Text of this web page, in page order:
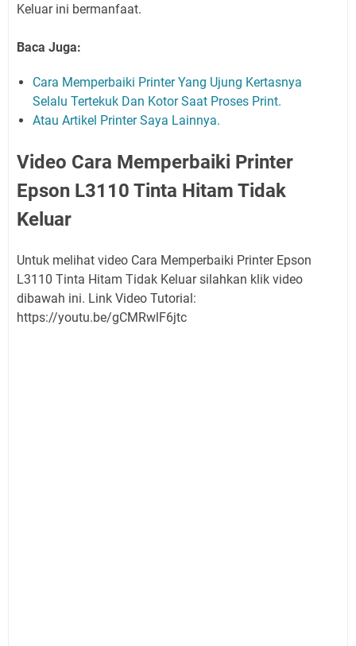
Keluar ini bermanfaat.
Baca Juga:
Cara Memperbaiki Printer Yang Ujung Kertasnya
Selalu Tertekuk Dan Kotor Saat Proses Print.
Atau Artikel Printer Saya Lainnya.
Video Cara Memperbaiki Printer
Epson L3110 Tinta Hitam Tidak
Keluar
Untuk melihat video Cara Memperbaiki Printer Epson
L3110 Tinta Hitam Tidak Keluar silahkan klik video
dibawah ini. Link Video Tutorial:
https://youtu.be/gCMRwlF6jtc